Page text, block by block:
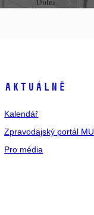
Aktuálně
Kalendář
Zpravodajský portál MU
Pro média